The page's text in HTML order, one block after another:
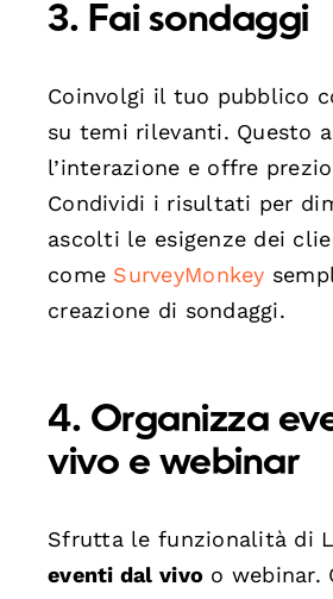
3. Fai sondaggi
Coinvolgi il tuo pubblico
su temi rilevanti. Questo
l’interazione e offre
Condividi i risultati per
ascolti le esigenze dei
come SurveyMonkey
creazione di sondaggi.
4. Organizza
vivo e webinar
Sfrutta le funzionalità di
eventi dal vivo o webinar.